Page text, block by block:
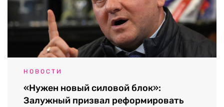
НОВОСТИ
«Нужен новый силовой блок»:
Залужный призвал реформировать